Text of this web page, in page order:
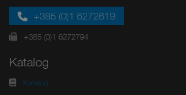
+385 (0)1 6272619
+385 (0)1 6272794
Katalog
Katalog